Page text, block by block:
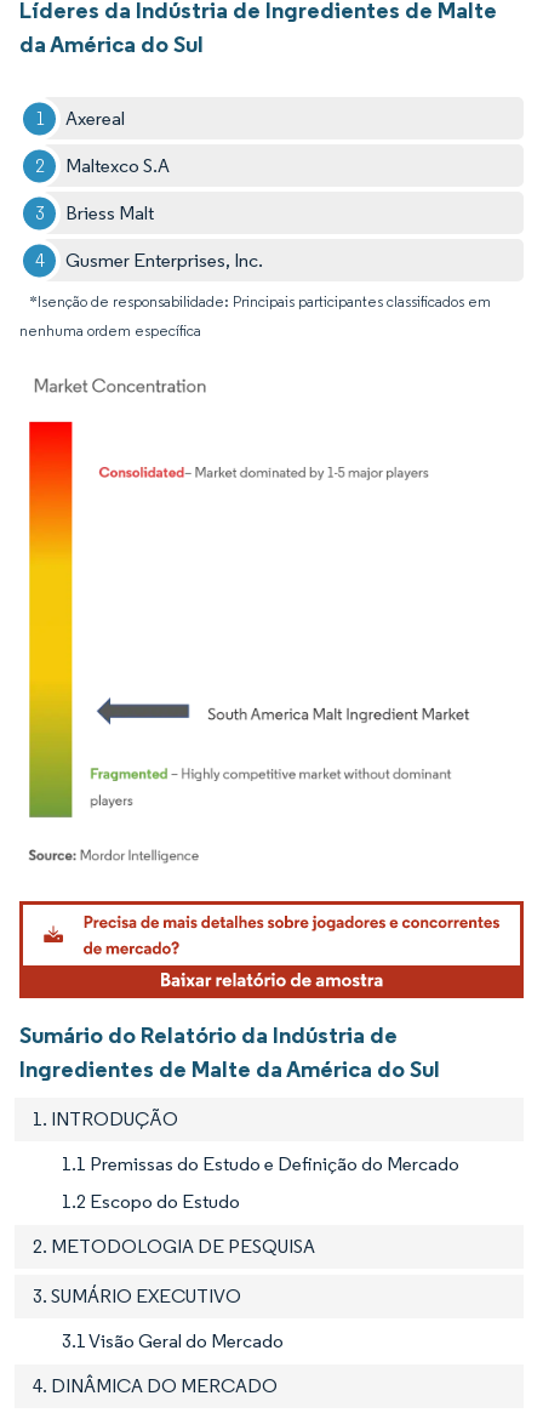
Líderes da Indústria de Ingredientes de Malte
da América do Sul
Axereal
Maltexco S.A
Briess Malt
Gusmer Enterprises, Inc.
*Isenção de responsabilidade: Principais participantes classificados em
nenhuma ordem específica
Imagem © Mordor Intelligence. O reuso requer atribuição conforme CC BY 4.0.
Sumário do Relatório da Indústria de
Ingredientes de Malte da América do Sul
1. INTRODUÇÃO
1.1 Premissas do Estudo e Definição do Mercado
1.2 Escopo do Estudo
2. METODOLOGIA DE PESQUISA
3. SUMÁRIO EXECUTIVO
3.1 Visão Geral do Mercado
4. DINÂMICA DO MERCADO